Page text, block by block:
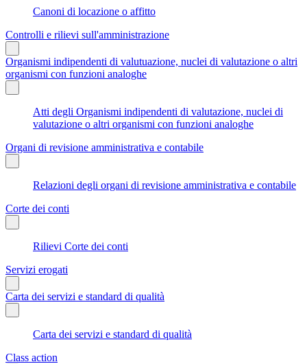
Canoni di locazione o affitto
Controlli e rilievi sull'amministrazione
Organismi indipendenti di valutuazione, nuclei di valutazione o altri
organismi con funzioni analoghe
Atti degli Organismi indipendenti di valutazione, nuclei di
valutazione o altri organismi con funzioni analoghe
Organi di revisione amministrativa e contabile
Relazioni degli organi di revisione amministrativa e contabile
Corte dei conti
Rilievi Corte dei conti
Servizi erogati
Carta dei servizi e standard di qualità
Carta dei servizi e standard di qualità
Class action